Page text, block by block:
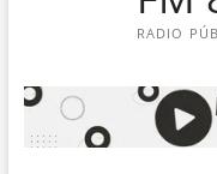
RADIO